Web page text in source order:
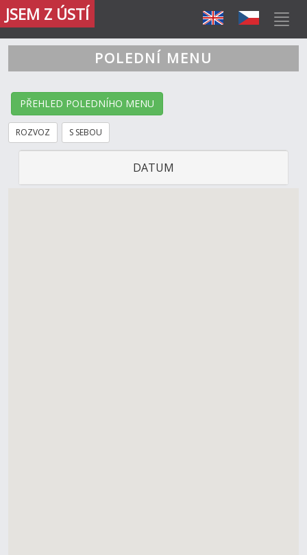
JSEM Z ÚSTÍ
POLEDNÍ MENU
PŘEHLED POLEDNÍHO MENU
ROZVOZ S SEBOU
DATUM